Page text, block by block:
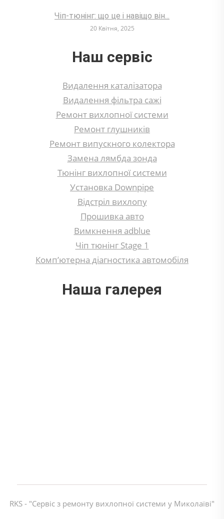
Чіп-тюнінг: що це і навіщо він...
20 Квітня, 2025
Наш сервіс
Видалення каталізатора
Видалення фільтра сажі
Ремонт вихлопної системи
Ремонт глушників
Ремонт випускного колектора
Замена лямбда зонда
Тюнінг вихлопної системи
Установка Downpipe
Відстріл вихлопу
Прошивка авто
Вимкнення adblue
Чіп тюнінг Stage 1
Комп’ютерна діагностика автомобіля
Наша галерея
RKS - "Сервіс з ремонту вихлопної системи у Миколаїві"